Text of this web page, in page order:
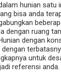
hunian satu
bisa anda
dengan ruang
dengan
untuk
referensi anda.